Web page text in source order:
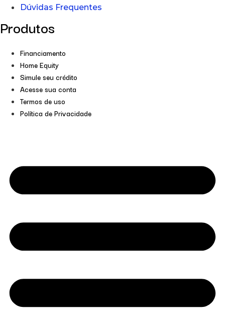
Dúvidas Frequentes
Produtos
Financiamento
Home Equity
Simule seu crédito
Acesse sua conta
Termos de uso
Política de Privacidade